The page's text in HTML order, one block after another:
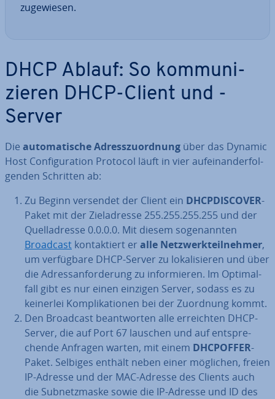
zu­ge­wie­sen.
DHCP Ablauf: So kom­mu­ni­
zie­ren DHCP-Client und -
Server
Die au­to­ma­ti­sche Adress­zu­ord­nung über das Dynamic
Host Con­fi­gu­ra­ti­on Protocol läuft in vier auf­ein­an­der­fol­
gen­den Schritten ab:
Zu Beginn versendet der Client ein DHCP­DIS­CO­VER-
Paket mit der Ziel­adres­se 255.255.255.255 und der
Quell­adres­se 0.0.0.0. Mit diesem so­ge­nann­ten
Broadcast kon­tak­tiert er alle Netz­werk­teil­neh­mer,
um ver­füg­ba­re DHCP-Server zu lo­ka­li­sie­ren und über
die Adress­an­for­de­rung zu in­for­mie­ren. Im Op­ti­mal­
fall gibt es nur einen einzigen Server, sodass es zu
keinerlei Kom­pli­ka­tio­nen bei der Zuordnung kommt.
Den Broadcast be­ant­wor­ten alle er­reich­ten DHCP-
Server, die auf Port 67 lauschen und auf ent­spre­
chen­de Anfragen warten, mit einem DHCPOFFER-
Paket. Selbiges enthält neben einer möglichen, freien
IP-Adresse und der MAC-Adresse des Clients auch
die Sub­netz­mas­ke sowie die IP-Adresse und ID des